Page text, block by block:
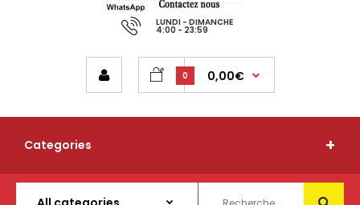
LUNDI - DIMANCHE
4:00 - 23:59
0 0,00€
Categories